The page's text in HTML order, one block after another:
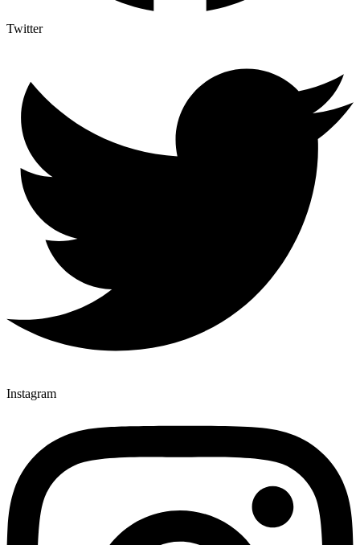
Twitter
Instagram